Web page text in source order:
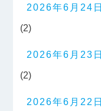
2026年6月24日
(2)
2026年6月23日
(2)
2026年6月22日